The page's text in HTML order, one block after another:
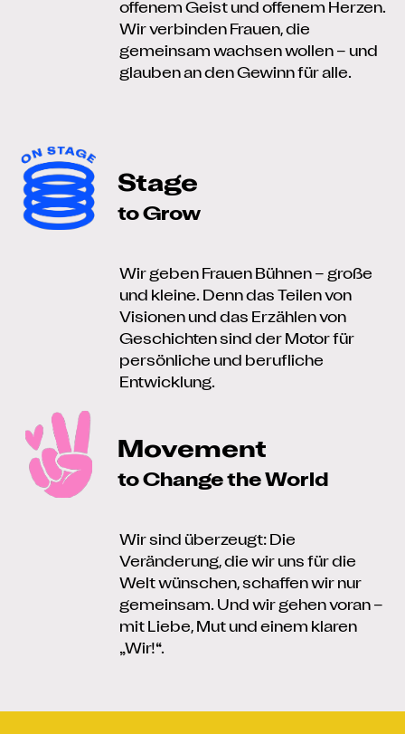
offenem Geist und offenem Herzen.
Wir verbinden Frauen, die
gemeinsam wachsen wollen – und
glauben an den Gewinn für alle.
Stage
to Grow
Wir geben Frauen Bühnen – große
und kleine. Denn das Teilen von
Visionen und das Erzählen von
Geschichten sind der Motor für
persönliche und berufliche
Entwicklung.
Movement
to Change the World
Wir sind überzeugt: Die
Veränderung, die wir uns für die
Welt wünschen, schaffen wir nur
gemeinsam. Und wir gehen voran –
mit Liebe, Mut und einem klaren
„Wir!“.